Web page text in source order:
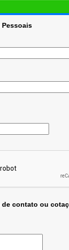
Pessoais
de contato ou